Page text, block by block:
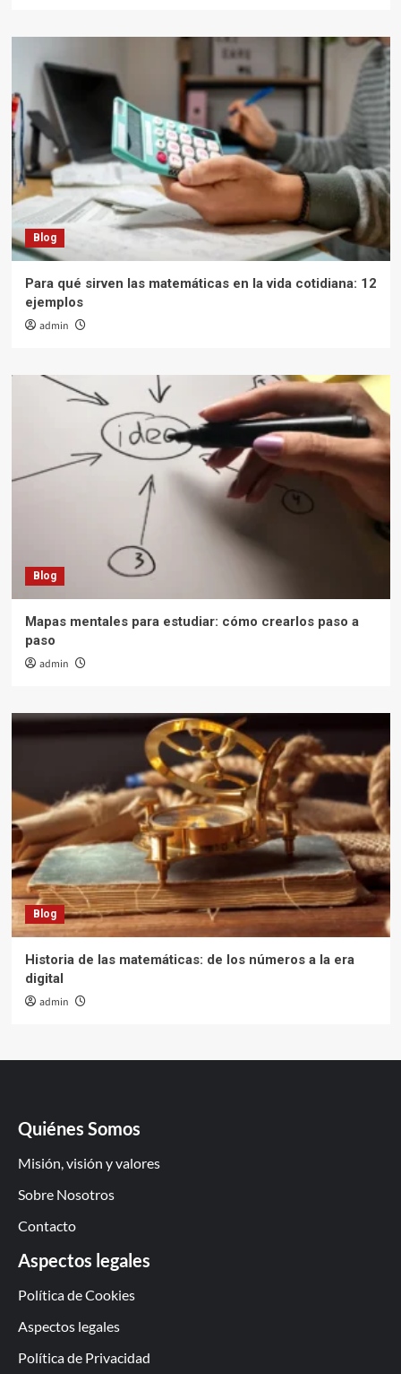
Blog
Para qué sirven las matemáticas en la vida cotidiana: 12
ejemplos
admin
Blog
Mapas mentales para estudiar: cómo crearlos paso a
paso
admin
Blog
Historia de las matemáticas: de los números a la era
digital
admin
Quiénes Somos
Misión, visión y valores
Sobre Nosotros
Contacto
Aspectos legales
Política de Cookies
Aspectos legales
Política de Privacidad